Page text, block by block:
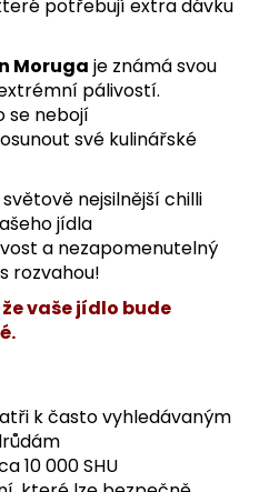
potřebují extra dávku
Moruga je známá svou
pálivostí.
se nebojí
své kulinářské
světově nejsilnější chilli
jídla
a nezapomenutelný
rozvahou!
vaše jídlo bude
k často vyhledávaným
10 000 SHU